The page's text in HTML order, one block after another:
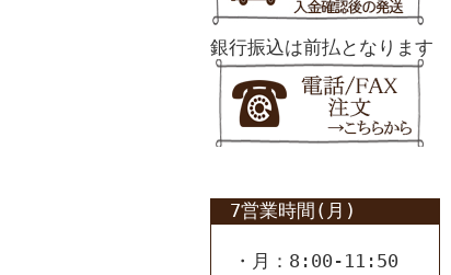
銀行振込は前払となります
7営業時間(月)
・月：8:00-11:50